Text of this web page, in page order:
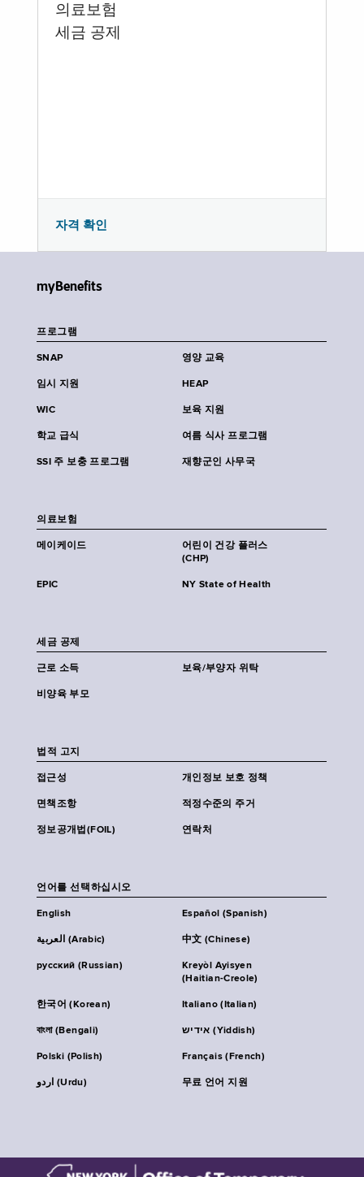
의료보험
세금 공제
자격 확인
myBenefits
프로그램
SNAP 영양 교육
임시 지원 HEAP
WIC 보육 지원
학교 급식 여름 식사 프로그램
SSI 주 보충 프로그램 재향군인 사무국
의료보험
메이케이드
어린이 건강 플러스
(CHP)
EPIC NY State of Health
세금 공제
근로 소득 보육/부양자 위탁
비양육 부모
법적 고지
접근성 개인정보 보호 정책
면책조항 적정수준의 주거
정보공개법(FOIL) 연락처
언어를 선택하십시오
English Español (Spanish)
العربية (Arabic) 中文 (Chinese)
русский (Russian)
Kreyòl Ayisyen
(Haitian-Creole)
한국어 (Korean) Italiano (Italian)
বাংলা (Bengali) אידיש (Yiddish)
Polski (Polish) Français (French)
اردو (Urdu) 무료 언어 지원